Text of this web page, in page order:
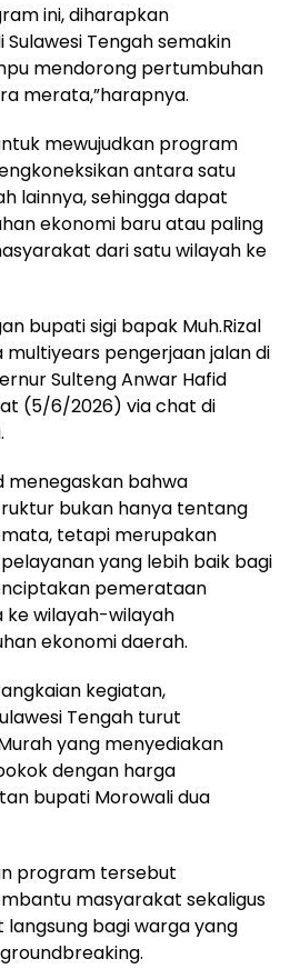
ini, diharapkan
Tengah semakin
mendorong pertumbuhan
merata,”harapnya.
mewujudkan program
antara satu
lainnya, sehingga dapat
ekonomi baru atau paling
dari satu wilayah ke
bupati sigi bapak Muh.Rizal
multiyears pengerjaan jalan di
Sulteng Anwar Hafid
(5/6/2026) via chat di
menegaskan bahwa
bukan hanya tentang
tetapi merupakan
yang lebih baik bagi
pemerataan
ke wilayah-wilayah
ekonomi daerah.
kegiatan,
Tengah turut
yang menyediakan
dengan harga
bupati Morowali dua
program tersebut
masyarakat sekaligus
bagi warga yang